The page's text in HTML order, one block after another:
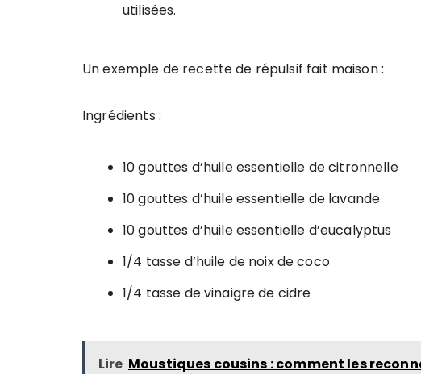
utilisées.
Un exemple de recette de répulsif fait maison :
Ingrédients :
10 gouttes d’huile essentielle de citronnelle
10 gouttes d’huile essentielle de lavande
10 gouttes d’huile essentielle d’eucalyptus
1/4 tasse d’huile de noix de coco
1/4 tasse de vinaigre de cidre
Lire Moustiques cousins : comment les